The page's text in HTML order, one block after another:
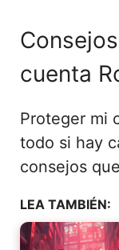
cuenta
Proteger mi
todo si hay
consejos
LEA TAMBIÉN: